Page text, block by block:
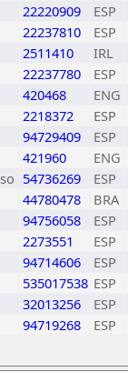
22220909 ESP
22237810 ESP
2511410 IRL
22237780 ESP
420468 ENG
2218372 ESP
94729409 ESP
421960 ENG
54736269 ESP
44780478 BRA
94756058 ESP
2273551 ESP
94714606 ESP
535017538 ESP
32013256 ESP
94719268 ESP